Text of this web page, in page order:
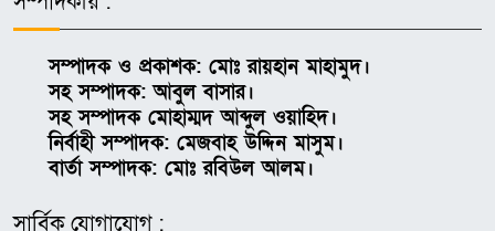
সম্পাদক ও প্রকাশক: মোঃ রায়হান মাহামুদ।
সহ সম্পাদক: আবুল বাসার।
সহ সম্পাদক মোহাম্মদ আব্দুল ওয়াহিদ।
নির্বাহী সম্পাদক: মেজবাহ উদ্দিন মাসুম।
বার্তা সম্পাদক: মোঃ রবিউল আলম।
সার্বিক যোগাযোগ :